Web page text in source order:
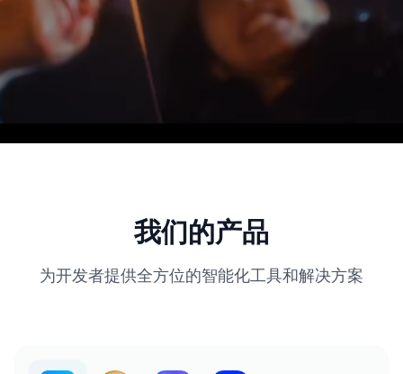
我们的产品
为开发者提供全方位的智能化工具和解决方案